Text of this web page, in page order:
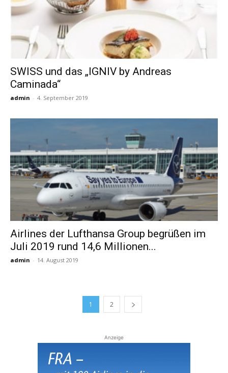
SWISS und das „IGNIV by Andreas
Caminada“
admin - 4. September 2019
Airlines der Lufthansa Group begrüßen im
Juli 2019 rund 14,6 Millionen...
admin - 14. August 2019
1 2
Anzeige